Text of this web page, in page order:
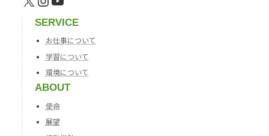
SERVICE
お仕事について
学習について
環境について
ABOUT
使命
展望